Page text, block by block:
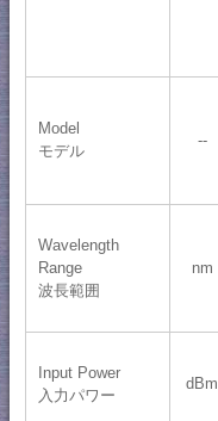
Model
モデル
--
Wavelength
Range
波長範囲
nm
Input Power
入力パワー
dBm